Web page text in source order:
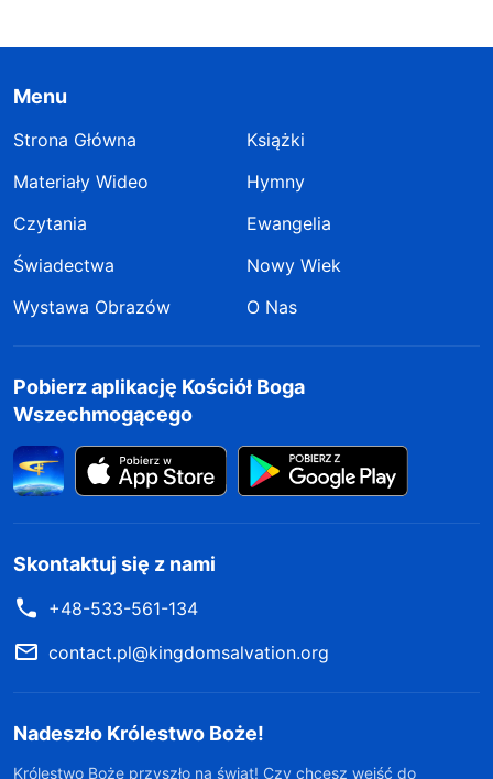
Menu
Strona Główna
Książki
Materiały Wideo
Hymny
Czytania
Ewangelia
Świadectwa
Nowy Wiek
Wystawa Obrazów
O Nas
Pobierz aplikację Kościół Boga
Wszechmogącego
Skontaktuj się z nami
+48-533-561-134
contact.pl@kingdomsalvation.org
Nadeszło Królestwo Boże!
Królestwo Boże przyszło na świat! Czy chcesz wejść do